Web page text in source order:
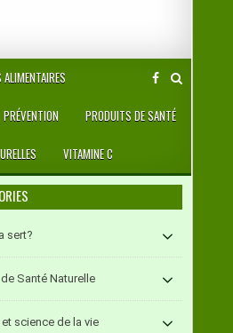
PRÉVENTION PRODUITS DE SANTÉ
VITAMINE C
sert?
Santé Naturelle
science de la vie